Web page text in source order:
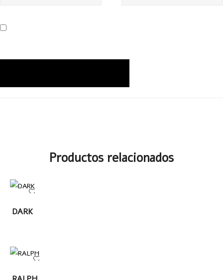
Productos relacionados
MÁS
DARK